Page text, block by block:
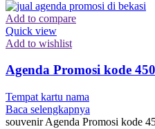
Add to compare
Quick view
Add to wishlist
Agenda Promosi kode
Tempat kartu nama
Baca selengkapnya
souvenir Agenda Promosi kode